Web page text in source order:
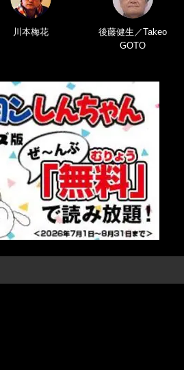
川本梅花
後藤健生／Takeo
GOTO